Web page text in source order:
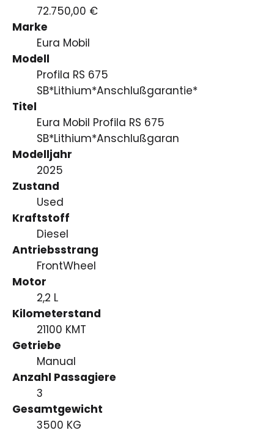
72.750,00 €
Marke
Eura Mobil
Modell
Profila RS 675
SB*Lithium*Anschlußgarantie*
Titel
Eura Mobil Profila RS 675
SB*Lithium*Anschlußgaran
Modelljahr
2025
Zustand
Used
Kraftstoff
Diesel
Antriebsstrang
FrontWheel
Motor
2,2 L
Kilometerstand
21100 KMT
Getriebe
Manual
Anzahl Passagiere
3
Gesamtgewicht
3500 KG